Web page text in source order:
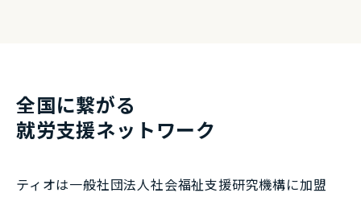
全国に繋がる
就労⽀援ネットワーク
ティオは一般社団法⼈社会福祉⽀援研究機構に加盟